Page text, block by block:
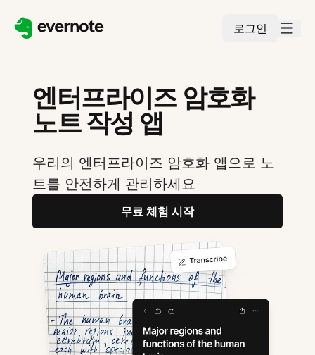
로그인
엔터프라이즈 암호화
노트 작성 앱
우리의 엔터프라이즈 암호화 앱으로 노
트를 안전하게 관리하세요
무료 체험 시작